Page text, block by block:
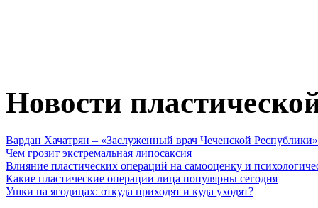
Новости
Вардан Хачатрян – «Заслуженный врач Чеченской Республики»
Чем грозит экстремальная липосаксия
Влияние пластических операций на самооценку и
Какие пластические операции лица популярны сегодня
Ушки на ягодицах: откуда приходят и куда уходят?